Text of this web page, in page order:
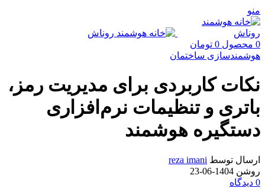
منو
0 محصول 0 تومان
هوشمندسازی ساختمان
نکات کاربردی برای مدیریت رمز،
باتری و تنظیمات نرم‌افزاری
دستگیره هوشمند
ارسال توسط reza imani
روشن 1404-06-23
0 دیدگاه